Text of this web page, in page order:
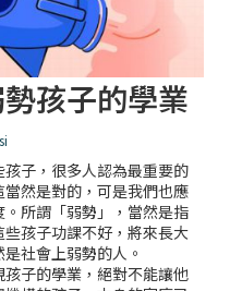
孩子的學業
子，很多人認為最重要的
然是對的，可是我們也應
所謂「弱勢」，當然是指
孩子功課不好，將來長大
社會上弱勢的人。
子的學業，絕對不能讓他